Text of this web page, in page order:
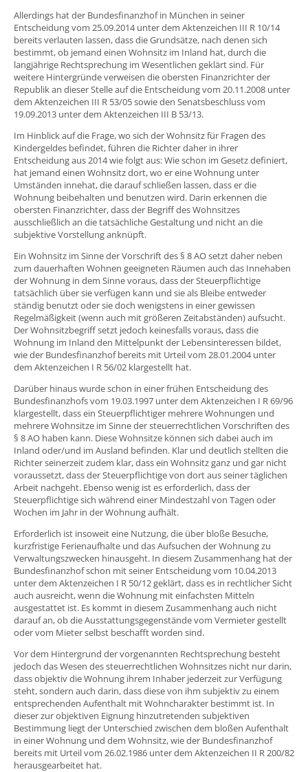
Allerdings hat der Bundesfinanzhof in München in seiner
Entscheidung vom 25.09.2014 unter dem Aktenzeichen III R 10/14
bereits verlauten lassen, dass die Grundsätze, nach denen sich
bestimmt, ob jemand einen Wohnsitz im Inland hat, durch die
langjährige Rechtsprechung im Wesentlichen geklärt sind. Für
weitere Hintergründe verweisen die obersten Finanzrichter der
Republik an dieser Stelle auf die Entscheidung vom 20.11.2008 unter
dem Aktenzeichen III R 53/05 sowie den Senatsbeschluss vom
19.09.2013 unter dem Aktenzeichen III B 53/13.
Im Hinblick auf die Frage, wo sich der Wohnsitz für Fragen des
Kindergeldes befindet, führen die Richter daher in ihrer
Entscheidung aus 2014 wie folgt aus: Wie schon im Gesetz definiert,
hat jemand einen Wohnsitz dort, wo er eine Wohnung unter
Umständen innehat, die darauf schließen lassen, dass er die
Wohnung beibehalten und benutzen wird. Darin erkennen die
obersten Finanzrichter, dass der Begriff des Wohnsitzes
ausschließlich an die tatsächliche Gestaltung und nicht an die
subjektive Vorstellung anknüpft.
Ein Wohnsitz im Sinne der Vorschrift des § 8 AO setzt daher neben
zum dauerhaften Wohnen geeigneten Räumen auch das Innehaben
der Wohnung in dem Sinne voraus, dass der Steuerpflichtige
tatsächlich über sie verfügen kann und sie als Bleibe entweder
ständig benutzt oder sie doch wenigstens in einer gewissen
Regelmäßigkeit (wenn auch mit größeren Zeitabständen) aufsucht.
Der Wohnsitzbegriff setzt jedoch keinesfalls voraus, dass die
Wohnung im Inland den Mittelpunkt der Lebensinteressen bildet,
wie der Bundesfinanzhof bereits mit Urteil vom 28.01.2004 unter
dem Aktenzeichen I R 56/02 klargestellt hat.
Darüber hinaus wurde schon in einer frühen Entscheidung des
Bundesfinanzhofs vom 19.03.1997 unter dem Aktenzeichen I R 69/96
klargestellt, dass ein Steuerpflichtiger mehrere Wohnungen und
mehrere Wohnsitze im Sinne der steuerrechtlichen Vorschriften des
§ 8 AO haben kann. Diese Wohnsitze können sich dabei auch im
Inland oder/und im Ausland befinden. Klar und deutlich stellten die
Richter seinerzeit zudem klar, dass ein Wohnsitz ganz und gar nicht
voraussetzt, dass der Steuerpflichtige von dort aus seiner täglichen
Arbeit nachgeht. Ebenso wenig ist es erforderlich, dass der
Steuerpflichtige sich während einer Mindestzahl von Tagen oder
Wochen im Jahr in der Wohnung aufhält.
Erforderlich ist insoweit eine Nutzung, die über bloße Besuche,
kurzfristige Ferienaufhalte und das Aufsuchen der Wohnung zu
Verwaltungszwecken hinausgeht. In diesem Zusammenhang hat der
Bundesfinanzhof schon mit seiner Entscheidung vom 10.04.2013
unter dem Aktenzeichen I R 50/12 geklärt, dass es in rechtlicher Sicht
auch ausreicht, wenn die Wohnung mit einfachsten Mitteln
ausgestattet ist. Es kommt in diesem Zusammenhang auch nicht
darauf an, ob die Ausstattungsgegenstände vom Vermieter gestellt
oder vom Mieter selbst beschafft worden sind.
Vor dem Hintergrund der vorgenannten Rechtsprechung besteht
jedoch das Wesen des steuerrechtlichen Wohnsitzes nicht nur darin,
dass objektiv die Wohnung ihrem Inhaber jederzeit zur Verfügung
steht, sondern auch darin, dass diese von ihm subjektiv zu einem
entsprechenden Aufenthalt mit Wohncharakter bestimmt ist. In
dieser zur objektiven Eignung hinzutretenden subjektiven
Bestimmung liegt der Unterschied zwischen dem bloßen Aufenthalt
in einer Wohnung und dem Wohnsitz, wie der Bundesfinanzhof
bereits mit Urteil vom 26.02.1986 unter dem Aktenzeichen II R 200/82
herausgearbeitet hat.